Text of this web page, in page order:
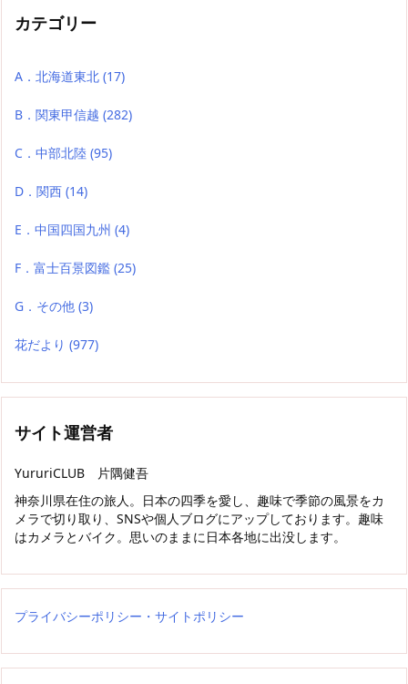
カテゴリー
A．北海道東北 (17)
B．関東甲信越 (282)
C．中部北陸 (95)
D．関西 (14)
E．中国四国九州 (4)
F．富士百景図鑑 (25)
G．その他 (3)
花だより (977)
サイト運営者
YururiCLUB 片隅健吾
神奈川県在住の旅人。日本の四季を愛し、趣味で季節の風景をカ
メラで切り取り、SNSや個人ブログにアップしております。趣味
はカメラとバイク。思いのままに日本各地に出没します。
プライバシーポリシー・サイトポリシー